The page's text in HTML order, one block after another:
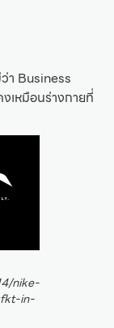
า Business
เหมือนร่างกายที่
nike-
in-